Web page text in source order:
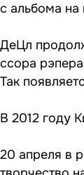
с альбома на
ДеЦл
ссора
Так
В 2012 году
20 апреля в